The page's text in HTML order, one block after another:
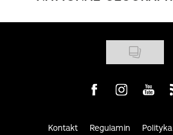
Visit us on Facebook
Visit us onVisit us
Kontakt Regulamin